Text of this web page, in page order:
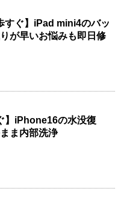
すぐ】iPad mini4のバッ
が早いお悩みも即日修
】iPhone16の水没復
ま内部洗浄